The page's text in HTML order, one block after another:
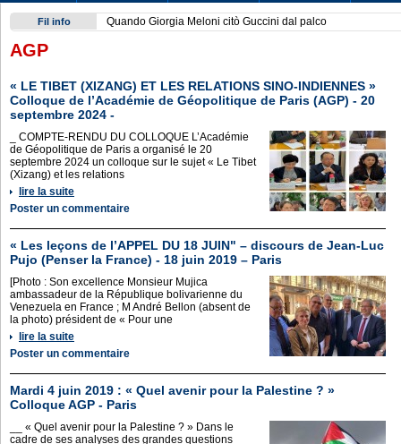
Fil info Quando Giorgia Meloni citò Guccini dal palco
AGP
« LE TIBET (XIZANG) ET LES RELATIONS SINO-INDIENNES »
Colloque de l’Académie de Géopolitique de Paris (AGP) - 20
septembre 2024 -
_ COMPTE-RENDU DU COLLOQUE L’Académie
de Géopolitique de Paris a organisé le 20
septembre 2024 un colloque sur le sujet « Le Tibet
(Xizang) et les relations
lire la suite
Poster un commentaire
« Les leçons de l’APPEL DU 18 JUIN" – discours de Jean-Luc
Pujo (Penser la France) - 18 juin 2019 – Paris
[Photo : Son excellence Monsieur Mujica
ambassadeur de la République bolivarienne du
Venezuela en France ; M André Bellon (absent de
la photo) président de « Pour une
lire la suite
Poster un commentaire
Mardi 4 juin 2019 : « Quel avenir pour la Palestine ? »
Colloque AGP - Paris
__ « Quel avenir pour la Palestine ? » Dans le
cadre de ses analyses des grandes questions